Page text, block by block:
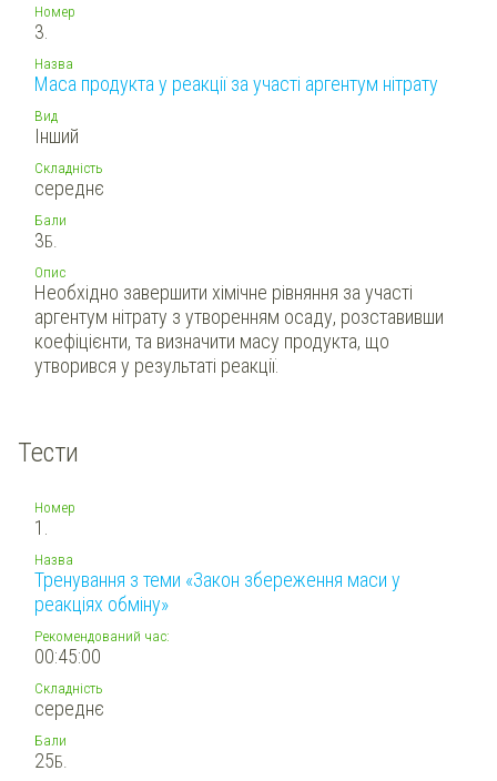
Номер
3.
Назва
Маса продукта у реакції за участі аргентум нітрату
Вид
Інший
Складність
середнє
Бали
3Б.
Опис
Необхідно завершити хімічне рівняння за участі
аргентум нітрату з утворенням осаду, розставивши
коефіцієнти, та визначити масу продукта, що
утворився у результаті реакції.
Тести
Номер
1.
Назва
Тренування з теми «Закон збереження маси у
реакціях обміну»
Рекомендований час:
00:45:00
Складність
середнє
Бали
25Б.